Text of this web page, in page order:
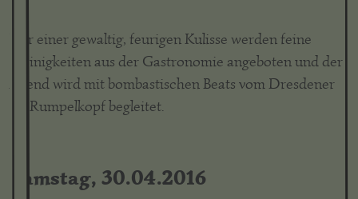
Vor einer gewaltig, feurigen Kulisse werden feine
Kleinigkeiten aus der Gastronomie angeboten und der
Abend wird mit bombastischen Beats vom Dresdener
DJ Rumpelkopf begleitet.
Samstag, 30.04.2016